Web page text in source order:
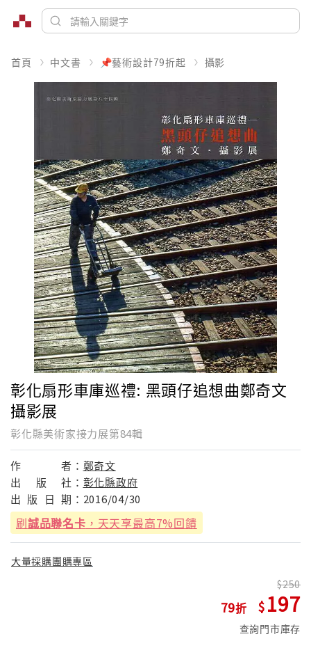
首頁 中文書 📌藝術設計79折起 攝影
彰化扇形車庫巡禮: 黑頭仔追想曲鄭奇文
攝影展
彰化縣美術家接力展第84輯
作 者： 鄭奇文
出
版 社： 彰化縣政府
出 版 日 期： 2016/04/30
刷誠品聯名卡 ，天天享最高7%回饋
大量採購團購專區
79
250
197
查詢門市庫存